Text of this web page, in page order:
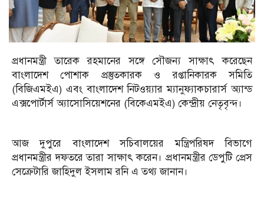
প্রধানমন্ত্রী তারেক রহমানের সঙ্গে সৌজন্য সাক্ষাৎ করেছেন
বাংলাদেশ পোশাক প্রস্তুতকারক ও রপ্তানিকারক সমিতি
(বিজিএমইএ) এবং বাংলাদেশ নিটওয়্যার ম্যানুফ্যাকচারার্স অ্যান্ড
এক্সপোর্টার্স অ্যাসোসিয়েশনের (বিকেএমইএ) কেন্দ্রীয় নেতৃবৃন্দ।
আজ দুপুরে বাংলাদেশ সচিবালয়ের মন্ত্রিপরিষদ বিভাগে
প্রধানমন্ত্রীর দফতরে তারা সাক্ষাৎ করেন। প্রধানমন্ত্রীর ডেপুটি প্রেস
সেক্রেটারি জাহিদুল ইসলাম রনি এ তথ্য জানান।